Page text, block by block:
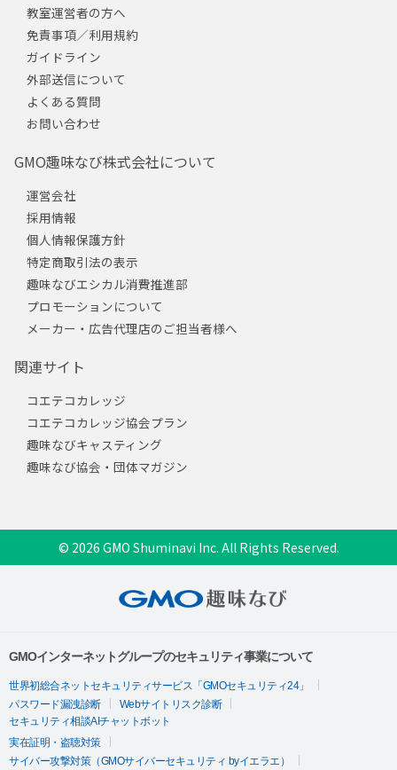
教室運営者の方へ
免責事項／利用規約
ガイドライン
外部送信について
よくある質問
お問い合わせ
GMO趣味なび株式会社について
運営会社
採用情報
個人情報保護方針
特定商取引法の表示
趣味なびエシカル消費推進部
プロモーションについて
メーカー・広告代理店のご担当者様へ
関連サイト
コエテコカレッジ
コエテコカレッジ協会プラン
趣味なびキャスティング
趣味なび協会・団体マガジン
© 2026 GMO Shuminavi Inc. All Rights Reserved.